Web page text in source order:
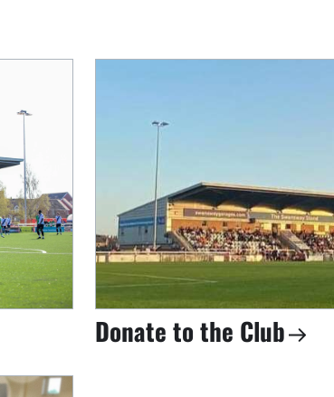
Donate to the Club